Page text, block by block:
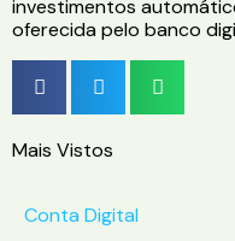
investimentos
oferecida pelo banco
Mais Vistos
Conta Digital